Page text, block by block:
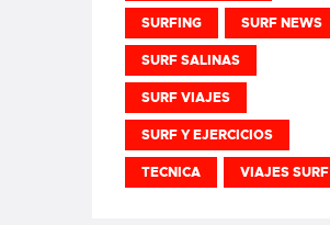
SURFING SURF NEWS
SURF SALINAS
SURF VIAJES
SURF Y EJERCICIOS
TECNICA VIAJES SURF